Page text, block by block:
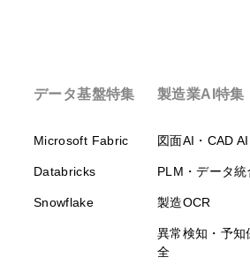
データ基盤特集
Microsoft Fabric
Databricks
Snowflake
製造業AI特集
図面AI・CAD AI
PLM・データ統
製造OCR
異常検知・予知
全